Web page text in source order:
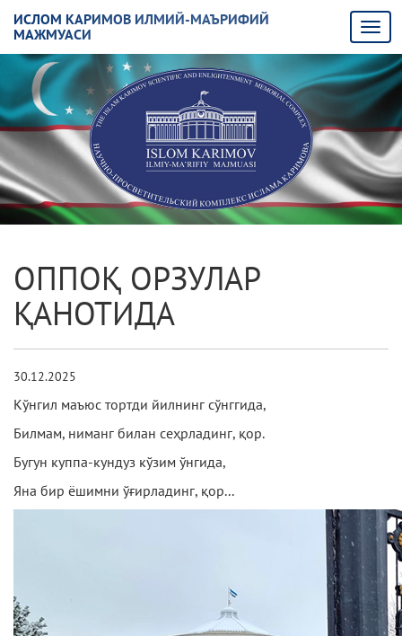
ИСЛОМ КАРИМОВ ИЛМИЙ-МАЪРИФИЙ
МАЖМУАСИ
ОППОҚ ОРЗУЛАР
ҚАНОТИДА
30.12.2025
Кўнгил маъюс тортди йилнинг сўнггида,
Билмам, ниманг билан сеҳрладинг, қор.
Бугун куппа-кундуз кўзим ўнгида,
Яна бир ёшимни ўғирладинг, қор...